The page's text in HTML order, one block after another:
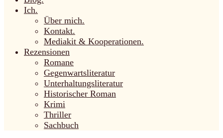
Ich.
Über mich.
Kontakt.
Mediakit & Kooperationen.
Rezensionen
Romane
Gegenwartsliteratur
Unterhaltungsliteratur
Historischer Roman
Krimi
Thriller
Sachbuch